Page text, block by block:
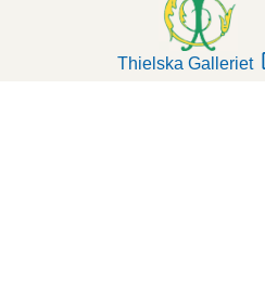
Thielska Galleriet